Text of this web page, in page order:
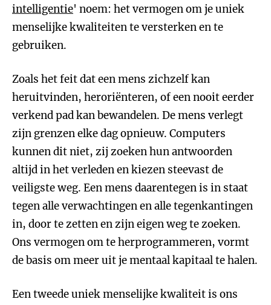
intelligentie' noem: het vermogen om je uniek
menselijke kwaliteiten te versterken en te
gebruiken.
Zoals het feit dat een mens zichzelf kan
heruitvinden, heroriënteren, of een nooit eerder
verkend pad kan bewandelen. De mens verlegt
zijn grenzen elke dag opnieuw. Computers
kunnen dit niet, zij zoeken hun antwoorden
altijd in het verleden en kiezen steevast de
veiligste weg. Een mens daarentegen is in staat
tegen alle verwachtingen en alle tegenkantingen
in, door te zetten en zijn eigen weg te zoeken.
Ons vermogen om te herprogrammeren, vormt
de basis om meer uit je mentaal kapitaal te halen.
Een tweede uniek menselijke kwaliteit is ons